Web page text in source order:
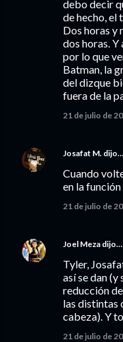
debo decir
de hecho, el
Dos horas y
dos horas.
por lo que
Batman, la
del dizque
fuera de la
21 de julio de
Josafat M. dijo…
Cuando
en la
21 de julio de
Joel Meza dijo…
Tyler,
así se dan (y
reducción
las distintas
cabeza). Y
21 de julio de